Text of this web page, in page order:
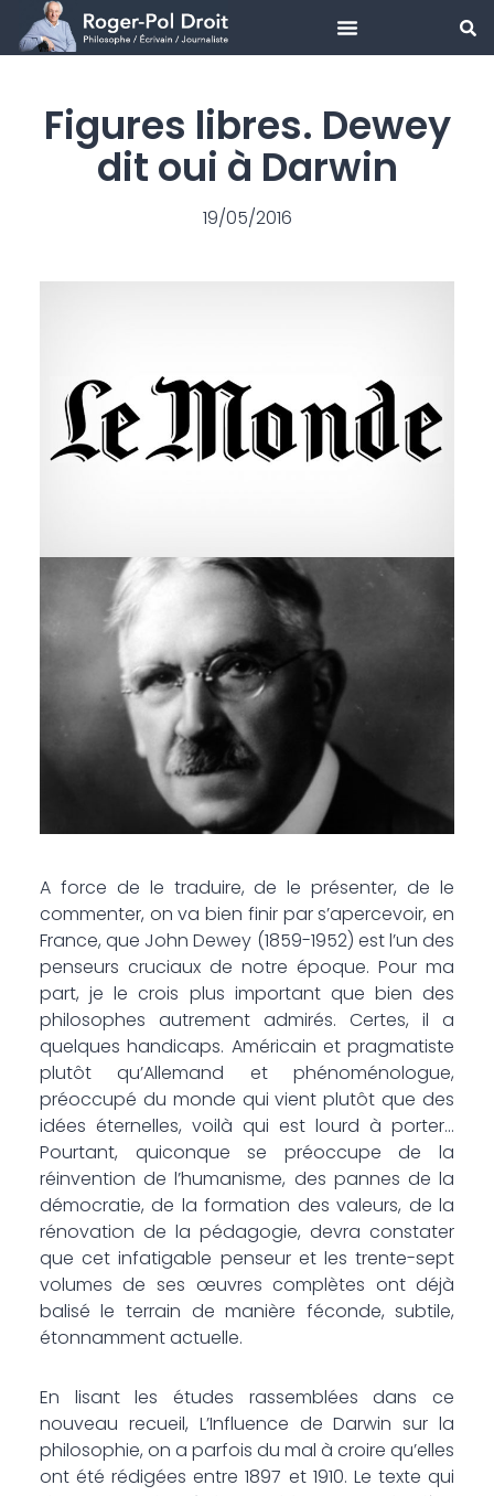
Aller
contenu
Figures libres. Dewey
dit oui à Darwin
19/05/2016
A force de le ­traduire, de le présenter, de le
commenter, on va bien finir par s’apercevoir, en
France, que John Dewey (1859-1952) est l’un des
penseurs cruciaux de notre époque. Pour ma
part, je le crois plus important que bien des
philosophes autrement admirés. Certes, il a
quelques handicaps. Américain et pragmatiste
plutôt qu’Allemand et phénoménologue,
préoccupé du monde qui vient plutôt que des
idées éternelles, voilà qui est lourd à porter…
Pourtant, qui­conque se préoccupe de la
réinvention de l’humanisme, des pannes de la
démocratie, de la formation des valeurs, de la
rénovation de la pédagogie, devra constater
que cet infatigable penseur et les trente-sept
volumes de ses œuvres complètes ont déjà
balisé le terrain de manière féconde, subtile,
étonnamment actuelle.
En lisant les études rassemblées dans ce
nouveau recueil, L’Influence de Darwin sur la
philosophie, on a parfois du mal à croire qu’elles
ont été rédigées entre 1897 et 1910. Le texte qui